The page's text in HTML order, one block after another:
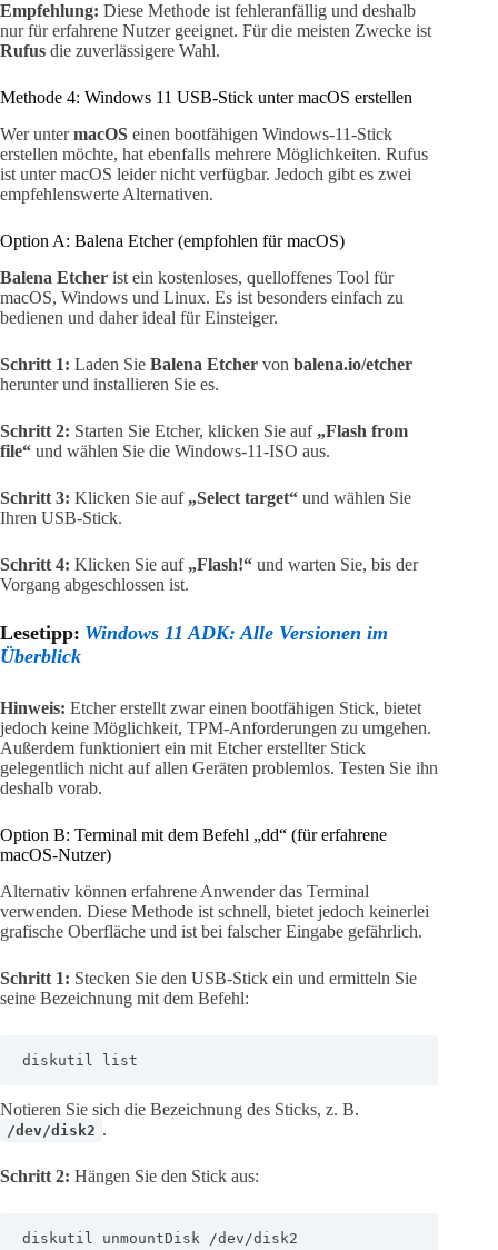
Empfehlung: Diese Methode ist fehleranfällig und deshalb
nur für erfahrene Nutzer geeignet. Für die meisten Zwecke ist
Rufus die zuverlässigere Wahl.
Methode 4: Windows 11 USB-Stick unter macOS erstellen
Wer untermacOS einen bootfähigen Windows-11-Stick
erstellen möchte, hat ebenfalls mehrere Möglichkeiten. Rufus
ist unter macOS leider nicht verfügbar. Jedoch gibt es zwei
empfehlenswerte Alternativen.
Option A: Balena Etcher (empfohlen für macOS)
Balena Etcher ist ein kostenloses, quelloffenes Tool für
macOS, Windows und Linux. Es ist besonders einfach zu
bedienen und daher ideal für Einsteiger.
Schritt 1: Laden Sie Balena Etcher von balena.io/etcher
herunter und installieren Sie es.
Schritt 2: Starten Sie Etcher, klicken Sie auf „Flash from
file“ und wählen Sie die Windows-11-ISO aus.
Schritt 3: Klicken Sie auf „Select target“ und wählen Sie
Ihren USB-Stick.
Schritt 4: Klicken Sie auf „Flash!“ und warten Sie, bis der
Vorgang abgeschlossen ist.
Lesetipp: Windows 11 ADK: Alle Versionen im
Überblick
Hinweis: Etcher erstellt zwar einen bootfähigen Stick, bietet
jedoch keine Möglichkeit, TPM-Anforderungen zu umgehen.
Außerdem funktioniert ein mit Etcher erstellter Stick
gelegentlich nicht auf allen Geräten problemlos. Testen Sie ihn
deshalb vorab.
Option B: Terminal mit dem Befehl „dd“ (für erfahrene
macOS-Nutzer)
Alternativ können erfahrene Anwender das Terminal
verwenden. Diese Methode ist schnell, bietet jedoch keinerlei
grafische Oberfläche und ist bei falscher Eingabe gefährlich.
Schritt 1: Stecken Sie den USB-Stick ein und ermitteln Sie
seine Bezeichnung mit dem Befehl:
diskutil list
Notieren Sie sich die Bezeichnung des Sticks, z. B.
/dev/disk2 .
Schritt 2: Hängen Sie den Stick aus:
diskutil unmountDisk /dev/disk2